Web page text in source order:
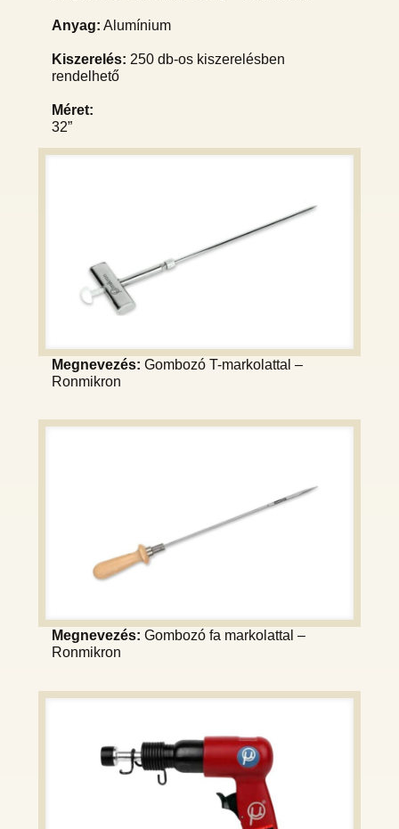
Anyag: Alumínium
Kiszerelés: 250 db-os kiszerelésben
rendelhető
Méret:
32”
Megnevezés: Gombozó T-markolattal –
Ronmikron
Megnevezés: Gombozó fa markolattal –
Ronmikron